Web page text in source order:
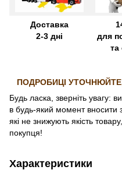
Доставка
2-3 дні
для
та
ПОДРОБИЦІ
Будь ласка, зверніть увагу:
в будь-який момент вносити
які не знижують якість
покупця!
Характеристики